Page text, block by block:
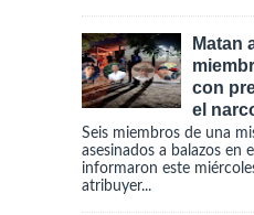
Matan
con
el
Seis miembros de una
asesinados a balazos en
informaron este
atribuyer...